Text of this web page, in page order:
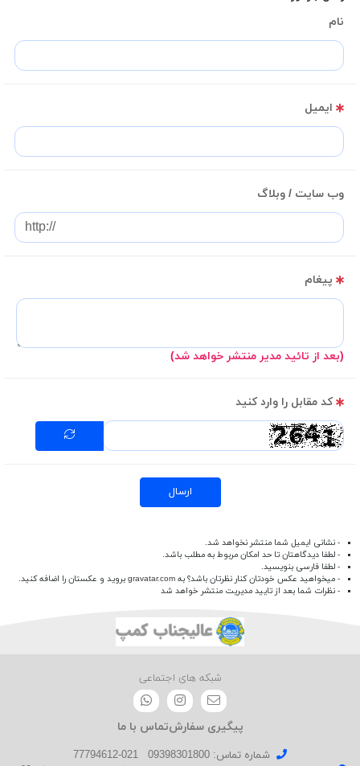
نام
ایمیل
وب سایت / وبلاگ
پیغام
(بعد از تائید مدیر منتشر خواهد شد)
کد مقابل را وارد کنید
ارسال
- نشانی ایمیل شما منتشر نخواهد شد.
- لطفا دیدگاهتان تا حد امکان مربوط به مطلب باشد.
- لطفا فارسی بنویسید.
- میخواهید عکس خودتان کنار نظرتان باشد؟ به gravatar.com بروید و عکستان را اضافه کنید.
- نظرات شما بعد از تایید مدیریت منتشر خواهد شد
شبکه های اجتماعی
پیگیری سفارشتماس با ما
شماره تماس‌: 09398301800
021-77794612